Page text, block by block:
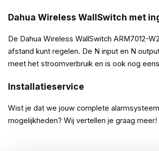
Dahua Wireless WallSwitch met
De Dahua Wireless WallSwitch ARM7012-
afstand kunt regelen. De N input en N
meet het stroomverbruik en is ook nog
Installatieservice
Wist je dat we jouw complete
mogelijkheden? Wij vertellen je graag